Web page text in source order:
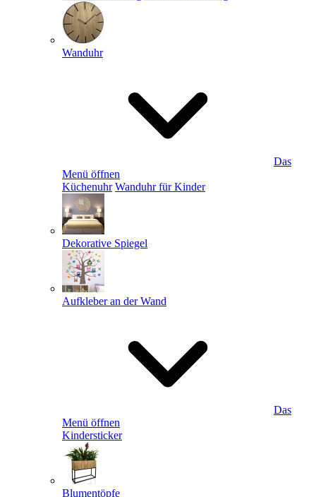
Wanduhr
Das
Menü öffnen
Küchenuhr Wanduhr für Kinder
Dekorative Spiegel
Aufkleber an der Wand
Das
Menü öffnen
Kindersticker
Blumentöpfe